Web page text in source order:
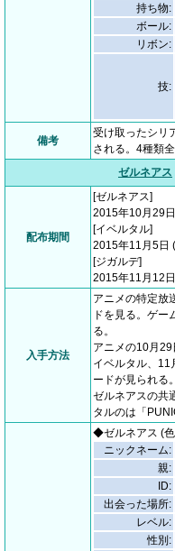
持ち物:
ボール:
リボン:
技:
備考
受け取ったシリ
される。4種類
ゼルネアス
配布期間
[ゼルネアス]
2015年10月29
[イベルタル]
2015年11月5日
[ジガルデ]
2015年11月12
入手方法
アニメの特定放
ドを見る。ゲー
る。
アニメの10月
イベルタル、11
ードが見られる。
ゼルネアスの共
タルのは「
◆ゼルネアス (
ニックネーム:
親:
ID:
出会った場所:
レベル:
性別: